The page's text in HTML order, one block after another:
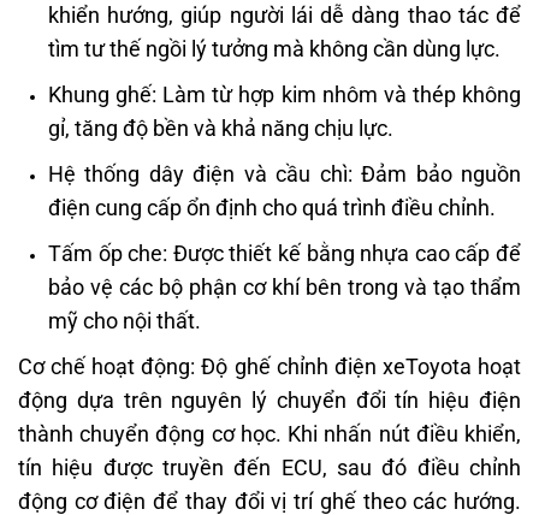
khiển hướng, giúp người lái dễ dàng thao tác để
tìm tư thế ngồi lý tưởng mà không cần dùng lực.
Khung ghế: Làm từ hợp kim nhôm và thép không
gỉ, tăng độ bền và khả năng chịu lực.
Hệ thống dây điện và cầu chì: Đảm bảo nguồn
điện cung cấp ổn định cho quá trình điều chỉnh.
Tấm ốp che: Được thiết kế bằng nhựa cao cấp để
bảo vệ các bộ phận cơ khí bên trong và tạo thẩm
mỹ cho nội thất.
Cơ chế hoạt động: Độ ghế chỉnh điện xeToyota hoạt
động dựa trên nguyên lý chuyển đổi tín hiệu điện
thành chuyển động cơ học. Khi nhấn nút điều khiển,
tín hiệu được truyền đến ECU, sau đó điều chỉnh
động cơ điện để thay đổi vị trí ghế theo các hướng.